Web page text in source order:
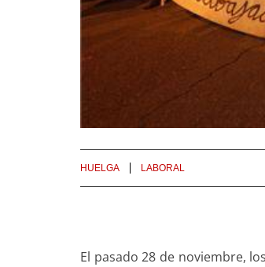
HUELGA LABORAL
El pasado 28 de noviembre,